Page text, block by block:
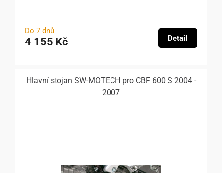
Do 7 dnů
4 155 Kč Detail
Hlavní stojan SW-MOTECH pro CBF 600 S 2004 -
2007